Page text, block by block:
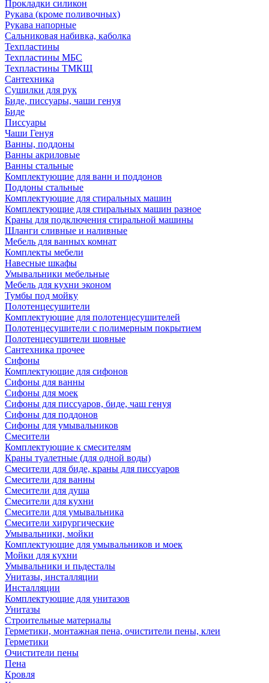
Прокладки силикон
Рукава (кроме поливочных)
Рукава напорные
Сальниковая набивка, каболка
Техпластины
Техпластины МБС
Техпластины ТМКЩ
Сантехника
Сушилки для рук
Биде, писсуары, чаши генуя
Биде
Писсуары
Чаши Генуя
Ванны, поддоны
Ванны акриловые
Ванны стальные
Комплектующие для ванн и поддонов
Поддоны стальные
Комплектующие для стиральных машин
Комплектующие для стиральных машин разное
Краны для подключения стиральной машины
Шланги сливные и наливные
Мебель для ванных комнат
Комплекты мебели
Навесные шкафы
Умывальники мебельные
Мебель для кухни эконом
Тумбы под мойку
Полотенцесушители
Комплектующие для полотенцесушителей
Полотенцесушители с полимерным покрытием
Полотенцесушители шовные
Сантехника прочее
Сифоны
Комплектующие для сифонов
Сифоны для ванны
Сифоны для моек
Сифоны для писсуаров, биде, чаш генуя
Сифоны для поддонов
Сифоны для умывальников
Смесители
Комплектующие к смесителям
Краны туалетные (для одной воды)
Смесители для биде, краны для писсуаров
Смесители для ванны
Смесители для душа
Смесители для кухни
Смесители для умывальника
Смесители хирургические
Умывальники, мойки
Комплектующие для умывальников и моек
Мойки для кухни
Умывальники и пьдесталы
Унитазы, инсталляции
Инсталляции
Комплектующие для унитазов
Унитазы
Строительные материалы
Герметики, монтажная пена, очистители пены, клеи
Герметики
Очистители пены
Пена
Кровля